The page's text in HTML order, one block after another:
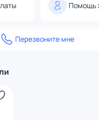
Помощь
Перезвоните мне